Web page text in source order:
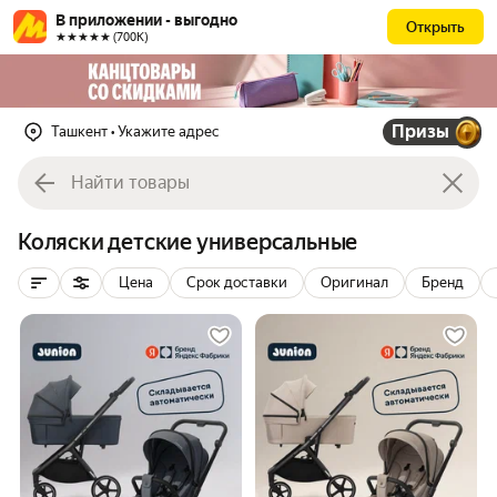
В приложении - выгодно
★★★★★ (700К)
Открыть
Ташкент • Укажите адрес Призы
Коляски детские универсальные
Цена Срок доставки Оригинал Бренд